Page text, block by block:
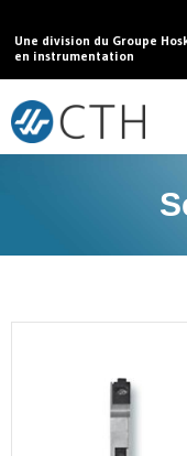
Une division du Groupe
en instrumentation